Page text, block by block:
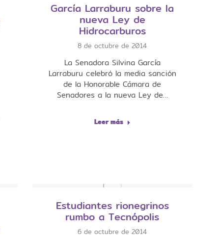
García Larraburu sobre la
nueva Ley de
Hidrocarburos
8 de octubre de 2014
La Senadora Silvina García
Larraburu celebró la media sanción
de la Honorable Cámara de
Senadores a la nueva Ley de…
Leer más
Estudiantes rionegrinos
rumbo a Tecnópolis
6 de octubre de 2014